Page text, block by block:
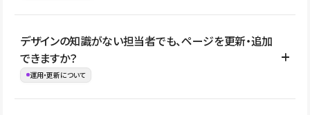
ない段階でも、お問い合わせください。
お問合せはこちら
公開ページ数、バージョン履歴の期間、CMS利用数の上限、権限
管理の有無などがプランごとに異なります。詳しくは料金プランペ
ージをご覧ください。
デザインの知識がない担当者でも、ページを更新・追加
できますか？
運用・更新について